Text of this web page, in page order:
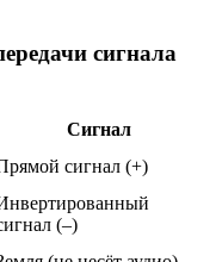
сигнала
Сигнал
сигнал (+)
(–)